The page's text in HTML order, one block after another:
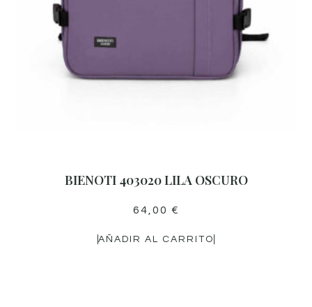
BIENOTI 403020 LILA OSCURO
64,00 €
AÑADIR AL CARRITO